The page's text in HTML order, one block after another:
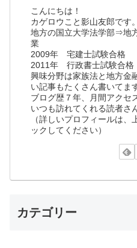
こんにちは！
カゲロウこと影山友郎です。
地方の国立大学法学部⇒地
業
2009年 宅建士試験合格
2011年 行政書士試験合格
興味分野は家族法と地方金
い記事もたくさん書いてま
ブログ歴７年、月間アクセ
いつも訪れてくれる読者さ
（詳しいプロフィールは、
ックしてください）
カテゴリー